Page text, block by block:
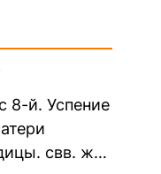
8-й. Успение
свв. жен